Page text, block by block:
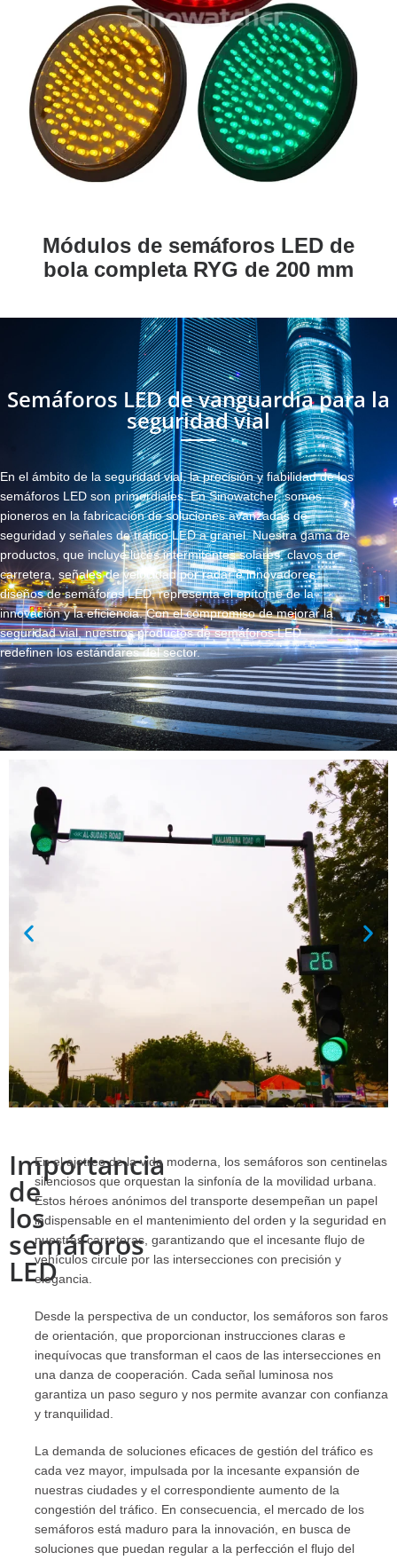
Módulos de semáforos LED de
bola completa RYG de 200 mm
Semáforos LED de vanguardia para la
seguridad vial
En el ámbito de la seguridad vial, la precisión y fiabilidad de los
semáforos LED son primordiales. En Sinowatcher, somos
pioneros en la fabricación de soluciones avanzadas de
seguridad y señales de tráfico LED a granel. Nuestra gama de
productos, que incluye luces intermitentes solares, clavos de
carretera, señales de velocidad por radar e innovadores
diseños de semáforos LED, representa el epítome de la
innovación y la eficiencia. Con el compromiso de mejorar la
seguridad vial, nuestros productos de semáforos LED
redefinen los estándares del sector.
Importancia
de
los
semáforos
LED
En el ajetreo de la vida moderna, los semáforos son centinelas
silenciosos que orquestan la sinfonía de la movilidad urbana.
Estos héroes anónimos del transporte desempeñan un papel
indispensable en el mantenimiento del orden y la seguridad en
nuestras carreteras, garantizando que el incesante flujo de
vehículos circule por las intersecciones con precisión y
elegancia.
Desde la perspectiva de un conductor, los semáforos son faros
de orientación, que proporcionan instrucciones claras e
inequívocas que transforman el caos de las intersecciones en
una danza de cooperación. Cada señal luminosa nos
garantiza un paso seguro y nos permite avanzar con confianza
y tranquilidad.
La demanda de soluciones eficaces de gestión del tráfico es
cada vez mayor, impulsada por la incesante expansión de
nuestras ciudades y el correspondiente aumento de la
congestión del tráfico. En consecuencia, el mercado de los
semáforos está maduro para la innovación, en busca de
soluciones que puedan regular a la perfección el flujo del